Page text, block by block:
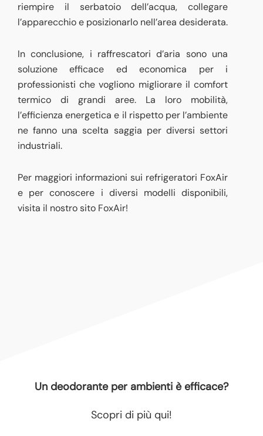
riempire il serbatoio dell’acqua, collegare
l’apparecchio e posizionarlo nell’area desiderata.
In conclusione, i raffrescatori d’aria sono una
soluzione efficace ed economica per i
professionisti che vogliono migliorare il comfort
termico di grandi aree. La loro mobilità,
l’efficienza energetica e il rispetto per l’ambiente
ne fanno una scelta saggia per diversi settori
industriali.
Per maggiori informazioni sui refrigeratori FoxAir
e per conoscere i diversi modelli disponibili,
visita il nostro sito FoxAir!
Un deodorante per ambienti è efficace?
Scopri di più qui!